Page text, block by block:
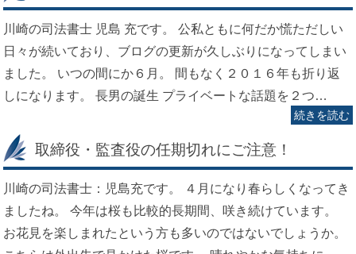
川崎の司法書士 児島 充です。 公私ともに何だか慌ただしい
日々が続いており、ブログの更新が久しぶりになってしまい
ました。 いつの間にか６月。 間もなく２０１６年も折り返
しになります。 長男の誕生 プライベートな話題を２つ…
続きを読む
取締役・監査役の任期切れにご注意！
川崎の司法書士：児島充です。 ４月になり春らしくなってき
ましたね。 今年は桜も比較的長期間、咲き続けています。
お花見を楽しまれたという方も多いのではないでしょうか。